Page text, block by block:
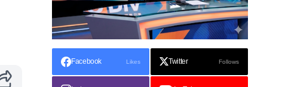
Facebook Likes Twitter Follows